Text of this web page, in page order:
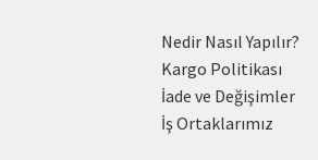
Nedir Nasıl Yapılır?
Kargo Politikası
İade ve Değişimler
İş Ortaklarımız